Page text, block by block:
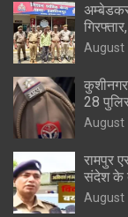
August
28
August
रामपुर
संदेश के
August